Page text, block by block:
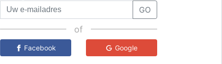
GO
of
Facebook Google